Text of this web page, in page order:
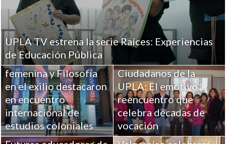
UPLA TV estrena la serie Raíces: Experiencias
de Educación Pública
Investigaciones UPLA
sobre Religiosidad
femenina y Filosofía
en el exilio destacaron
en encuentro
internacional de
estudios coloniales
Ciudadanos de la
UPLA: El emotivo
reencuentro que
celebra décadas de
vocación